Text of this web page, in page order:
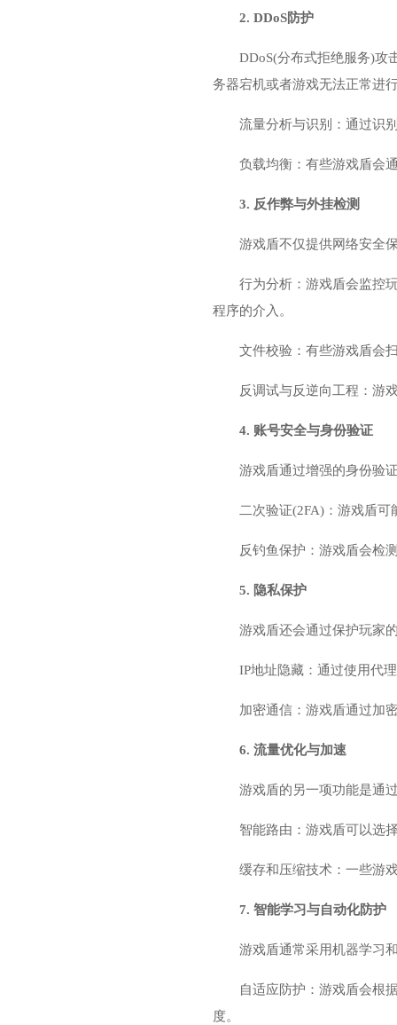
2. DDoS防护
DDoS(分布式拒绝服务)攻
务器宕机或者游戏无法正常进
流量分析与识别：通过识
负载均衡：有些游戏盾会
3. 反作弊与外挂检测
游戏盾不仅提供网络安全
行为分析：游戏盾会监控
程序的介入。
文件校验：有些游戏盾会
反调试与反逆向工程：游
4. 账号安全与身份验证
游戏盾通过增强的身份验
二次验证(2FA)：游戏盾
反钓鱼保护：游戏盾会检
5. 隐私保护
游戏盾还会通过保护玩家
IP地址隐藏：通过使用代
加密通信：游戏盾通过加
6. 流量优化与加速
游戏盾的另一项功能是通
智能路由：游戏盾可以选
缓存和压缩技术：一些游
7. 智能学习与自动化防护
游戏盾通常采用机器学习
自适应防护：游戏盾会根
度。